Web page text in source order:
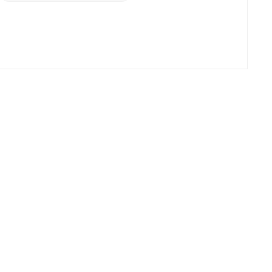
وموثوقًا ضد البكتيريا والكائنات الحية الدقيقة
يضمن اختراق المعقم بكفاءة وتعقيم المحتويات مع
بخصائص مقاومة ممتازة للتمزق. قوتها ومتانتها تمنعان
والمطابقة: إن المرونة المتأصلة في ورق الكريب تمكنه من